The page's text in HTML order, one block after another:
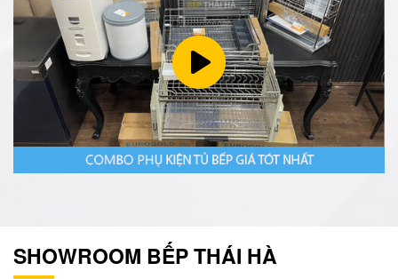
SHOWROOM BẾP THÁI HÀ